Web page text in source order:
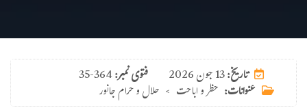
فتوی نمبر:35-364 تاریخ:13 جون 2026
عنوانات: حظر و اباحت > حلال و حرام جانور